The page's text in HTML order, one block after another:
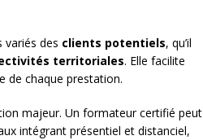
des clients potentiels, qu’il
territoriales. Elle facilite
de chaque prestation.
majeur. Un formateur certifié peut
intégrant présentiel et distanciel,